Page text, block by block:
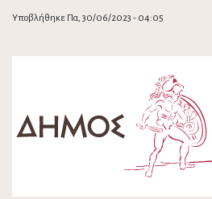
Υποβλήθηκε Πα, 30/06/2023 - 04:05